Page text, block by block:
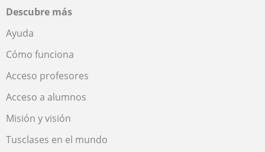
Descubre más
Ayuda
Cómo funciona
Acceso profesores
Acceso a alumnos
Misión y visión
Tusclases en el mundo